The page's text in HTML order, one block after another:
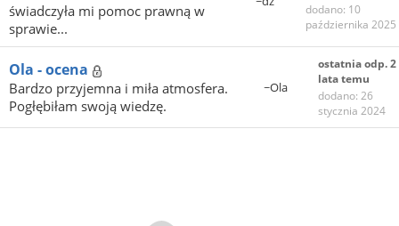
świadczyła mi pomoc prawną w
sprawie...
dodano: 10
października 2025
Ola - ocena
Bardzo przyjemna i miła atmosfera.
Pogłębiłam swoją wiedzę.
~Ola
ostatnia odp. 2
lata temu
dodano: 26
stycznia 2024